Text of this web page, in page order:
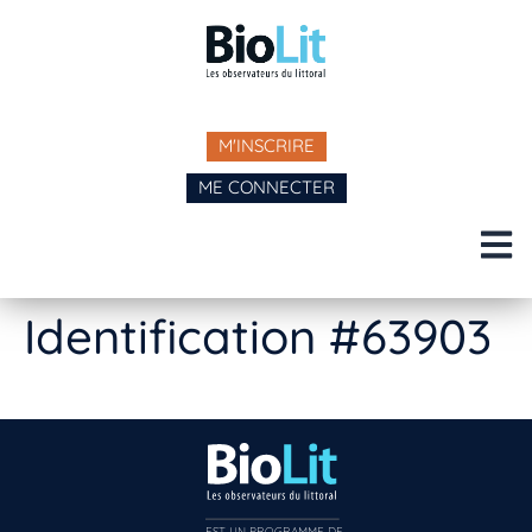
M'INSCRIRE
ME CONNECTER
Identification #63903